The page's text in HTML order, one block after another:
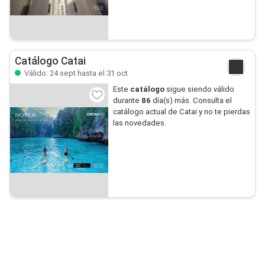
Catálogo Catai
Válido: 24 sept hasta el 31 oct
Este catálogosigue siendo válido
durante 86 día(s) más. Consulta el
catálogo actual de Catai y no te pierdas
las novedades.